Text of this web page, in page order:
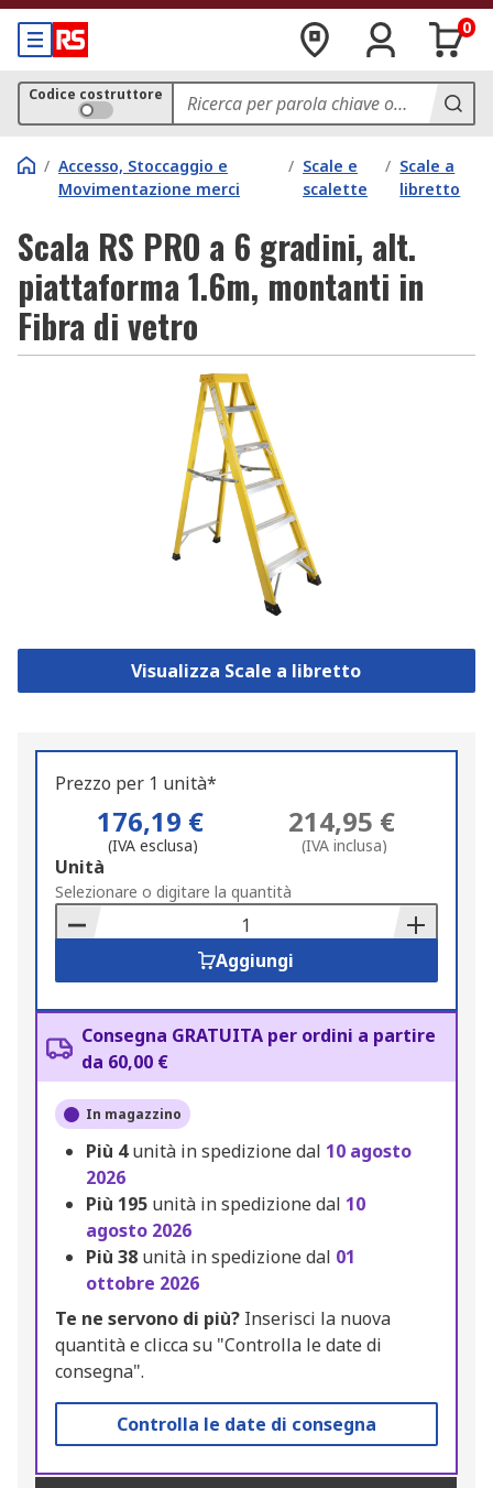
0
Codice costruttore
/ Accesso, Stoccaggio e
Movimentazione merci
/ Scale e
scalette
/ Scale a
libretto
Scala RS PRO a 6 gradini, alt.
piattaforma 1.6m, montanti in
Fibra di vetro
Visualizza Scale a libretto
Prezzo per 1 unità*
176,19 €
(IVA esclusa)
214,95 €
(IVA inclusa)
Add
to
Basket
Unità
Selezionare o digitare la quantità
Aggiungi
Consegna GRATUITA per ordini a partire
da 60,00 €
In magazzino
Più 4unità in spedizione dal 10 agosto
2026
Più 195 unità in spedizione dal 10
agosto 2026
Più 38 unità in spedizione dal 01
ottobre 2026
Te ne servono di più? Inserisci la nuova
quantità e clicca su "Controlla le date di
consegna".
Controlla le date di consegna